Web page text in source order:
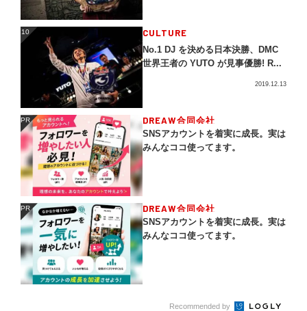
10 CULTURE
No.1 DJ を決める日本決勝、DMC
世界王者の YUTO が見事優勝! R...
2019.12.13
PR DREAW合同会社
SNSアカウントを着実に成長。実は
みんなココ使ってます。
PR DREAW合同会社
SNSアカウントを着実に成長。実は
みんなココ使ってます。
Recommended by